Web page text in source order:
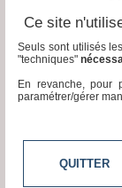
tvlocale.fr
Contactez-nous
Ce site
Seuls sont utilisés
"techniques"
En revanche, pour
paramétrer/gérer
QUITTER